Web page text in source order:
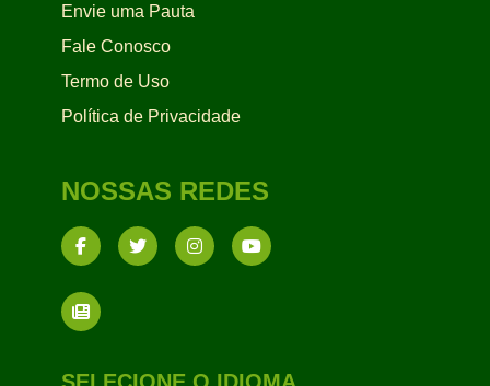
Envie uma Pauta
Fale Conosco
Termo de Uso
Política de Privacidade
NOSSAS REDES